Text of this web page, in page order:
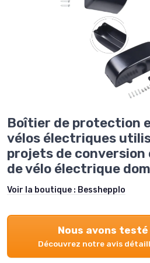
Boîtier de protection
vélos électriques
projets de
de vélo électrique
Voir la boutique : Besshepplo
Nous avons
Découvrez notre avis